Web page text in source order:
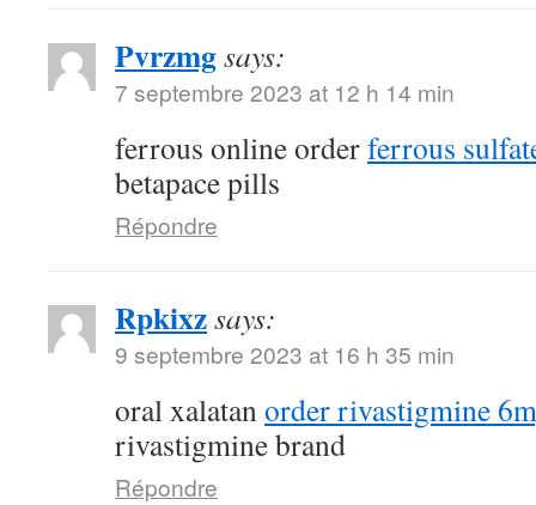
Pvrzmgsays:
7 septembre 2023 at 12 h 14 min
ferrous online orderferrous
betapace pills
Répondre
Rpkixzsays:
9 septembre 2023 at 16 h 35 min
oral xalatanorder rivastigmine
rivastigmine brand
Répondre